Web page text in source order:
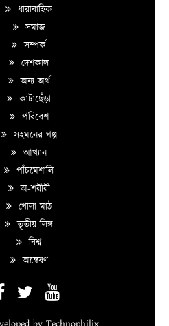
ধারাবাহিক
সমাজ
সম্পর্ক
দেশকাল
অন্য অর্থ
কাটাছেঁড়া
পরিবেশ
সহমনের গল্প
আখ্যান
পাঁচমেশালি
অ-শরীরী
খোলা মাঠ
তৃতীয় লিঙ্গ
বিশ্ব
অন্বেষণ